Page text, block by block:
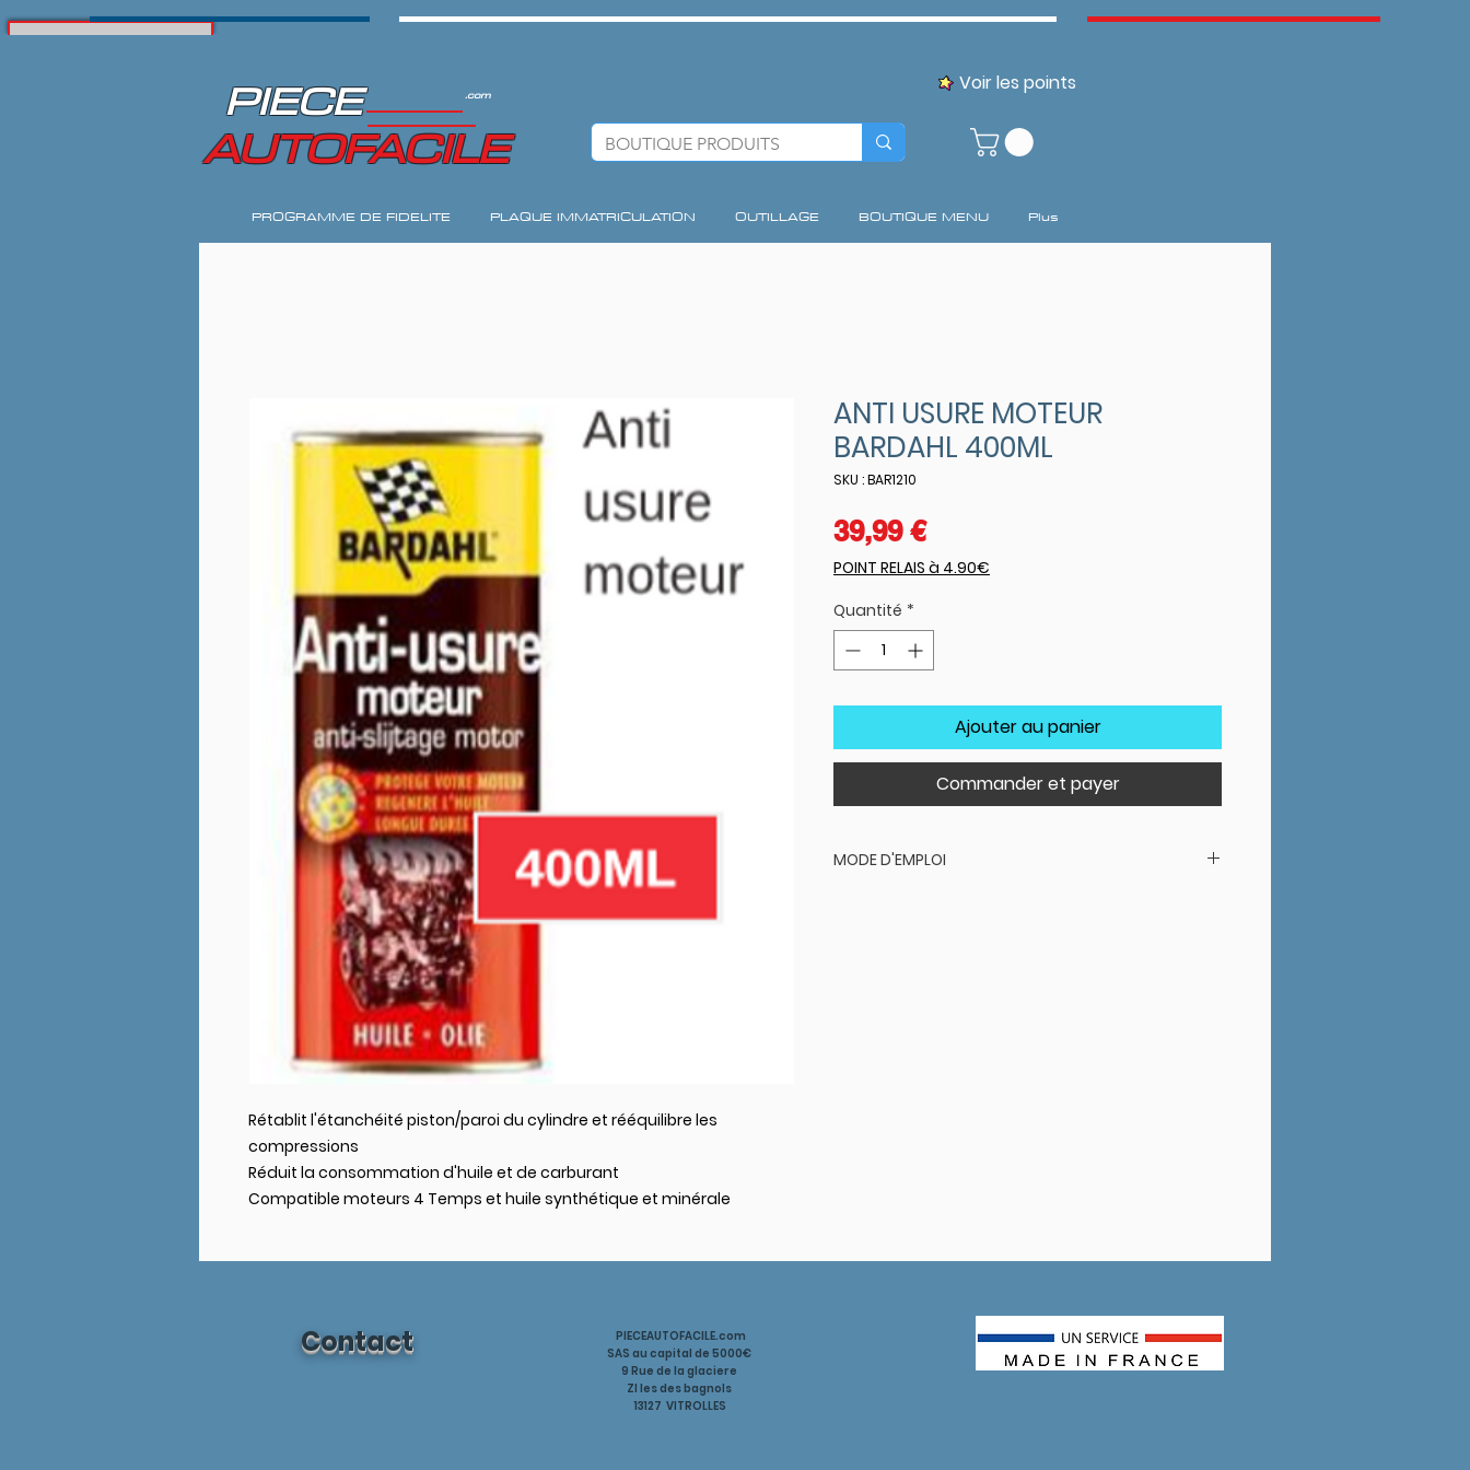
.com
AUTOFACILE
PIECE Voir les points
PROGRAMME DE FIDELITE PLAQUE IMMATRICULATION OUTILLAGE BOUTIQUE MENU Plus
Rétablit l'étanchéité piston/paroi du cylindre et rééquilibre les
compressions
Réduit la consommation d'huile et de carburant
Compatible moteurs 4 Temps et huile synthétique et minérale
ANTI USURE MOTEUR
BARDAHL 400ML
SKU : BAR1210
39,99 €Prix
POINT RELAIS à 4.90€
Quantité *
Ajouter au panier
Commander et payer
MODE D'EMPLOI
Contact
PIECEAUTOFACILE.com
SAS au capital de 5000€
9 Rue de la glaciere
ZI les des bagnols
13127 VITROLLES